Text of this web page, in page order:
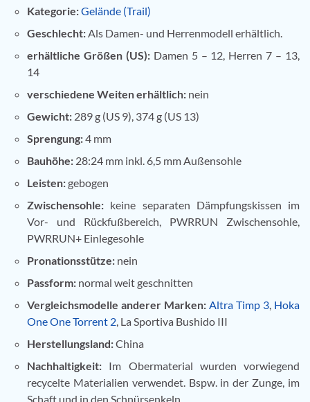
Kategorie:Gelände (Trail)
Geschlecht:Als Damen- und Herrenmodell erhältlich.
erhältliche Größen (US):Damen 5 – 12, Herren 7 – 13,
14
verschiedene Weiten erhältlich: nein
Gewicht: 289 g (US 9), 374 g (US 13)
Sprengung:4 mm
Bauhöhe: 28:24 mm inkl. 6,5 mm Außensohle
Leisten:gebogen
Zwischensohle: keine separaten Dämpfungskissen im
Vor- und Rückfußbereich, PWRRUN Zwischensohle,
PWRRUN+ Einlegesohle
Pronationsstütze: nein
Passform: normal weit geschnitten
Vergleichsmodelle anderer Marken: Altra Timp 3, Hoka
One One Torrent 2, La Sportiva Bushido III
Herstellungsland:China
Nachhaltigkeit: Im Obermaterial wurden vorwiegend
recycelte Materialien verwendet. Bspw. in der Zunge, im
Schaft und in den Schnürsenkeln.